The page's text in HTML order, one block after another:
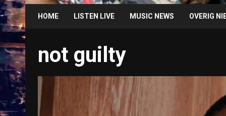
HOME LISTEN LIVE MUSIC NEWS OVERIG
not guilty